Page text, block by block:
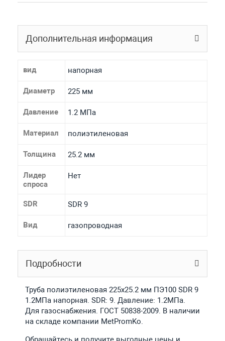
Дополнительная информация
вид напорная
Диаметр 225 мм
Давление 1.2 МПа
Материал полиэтиленовая
Толщина 25.2 мм
Лидер
спроса
Нет
SDR SDR 9
Вид газопроводная
Подробности
Труба полиэтиленовая 225х25.2 мм ПЭ100 SDR 9
1.2МПа напорная. SDR: 9. Давление: 1.2МПа.
Для газоснабжения. ГОСТ 50838-2009. В наличии
на складе компании MetPromKo.